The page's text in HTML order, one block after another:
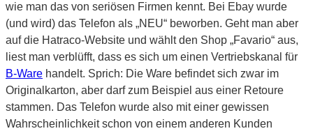
wie man das von seriösen Firmen kennt. Bei Ebay wurde
(und wird) das Telefon als „NEU“ beworben. Geht man aber
auf die Hatraco-Website und wählt den Shop „Favario“ aus,
liest man verblüfft, dass es sich um einen Vertriebskanal für
B-Ware handelt. Sprich: Die Ware befindet sich zwar im
Originalkarton, aber darf zum Beispiel aus einer Retoure
stammen. Das Telefon wurde also mit einer gewissen
Wahrscheinlichkeit schon von einem anderen Kunden